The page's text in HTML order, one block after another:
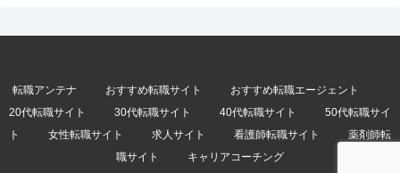
転職アンテナ おすすめ転職サイト
おすすめ転職エージェント
20代転職サイト
30代転職サイト 40代転職サイト
50代転職サイ
ト
女性転職サイト 求人サイト 看護師転職サイト
薬剤師転
職サイト
キャリアコーチング